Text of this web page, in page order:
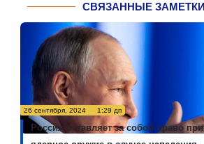
СВЯЗАННЫЕ ЗАМЕТКИ
26 сентября, 2024 1:29 дп
Россия оставляет за собой право